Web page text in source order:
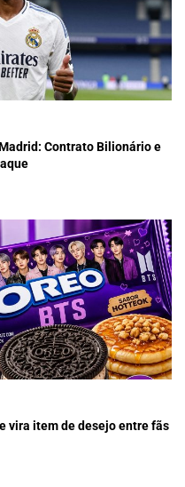
Contrato Bilionário e
vira item de desejo entre fãs